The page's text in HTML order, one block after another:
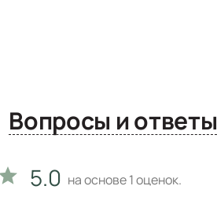
Вопросы и ответы
5.0 на основе1оценок.